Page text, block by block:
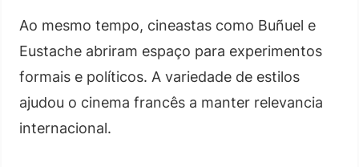
Ao mesmo tempo, cineastas como Buñuel e
Eustache abriram espaço para experimentos
formais e políticos. A variedade de estilos
ajudou o cinema francês a manter relevancia
internacional.